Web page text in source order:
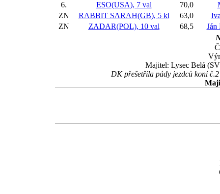
6.
ESO(USA), 7 val 70,0
ZN
RABBIT SARAH(GB), 5 kl 63,0
ZN
ZADAR(POL), 10 val 68,5
Ján
Majitel: Lysec Belá
DK přešetřila pády jezdců koní